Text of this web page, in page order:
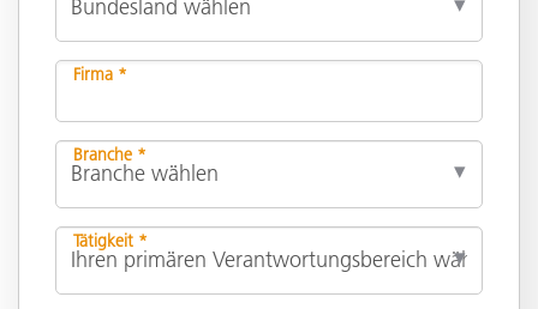
Firma *
Branche *
Tätigkeit *